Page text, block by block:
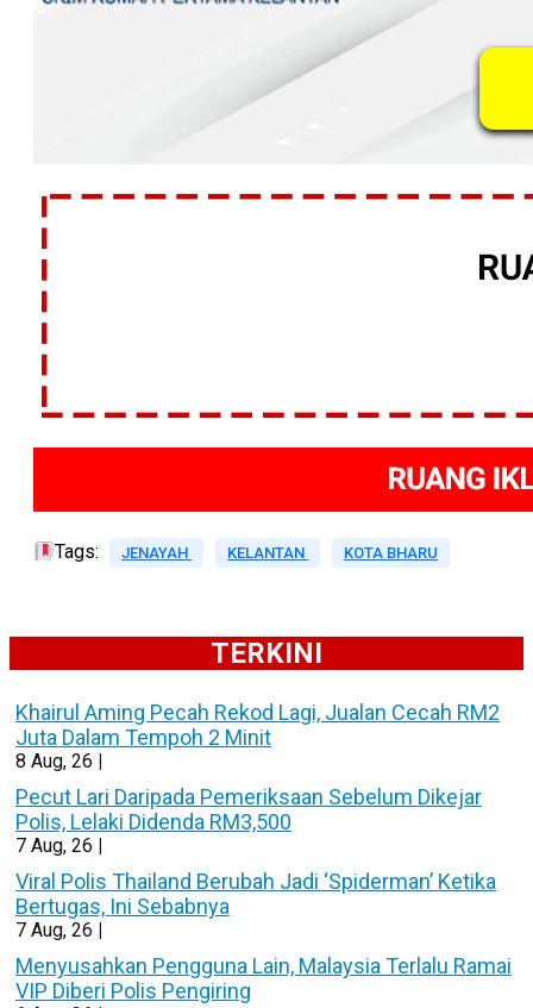
Tags: JENAYAH KELANTAN KOTA BHARU
TERKINI
Khairul Aming Pecah Rekod Lagi, Jualan Cecah RM2
Juta Dalam Tempoh 2 Minit
8 Aug, 26 |
Pecut Lari Daripada Pemeriksaan Sebelum Dikejar
Polis, Lelaki Didenda RM3,500
7 Aug, 26 |
Viral Polis Thailand Berubah Jadi ‘Spiderman’ Ketika
Bertugas, Ini Sebabnya
7 Aug, 26 |
Menyusahkan Pengguna Lain, Malaysia Terlalu Ramai
VIP Diberi Polis Pengiring